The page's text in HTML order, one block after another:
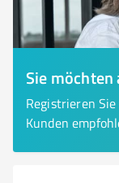
Sie möchten
Registrieren
Kunden